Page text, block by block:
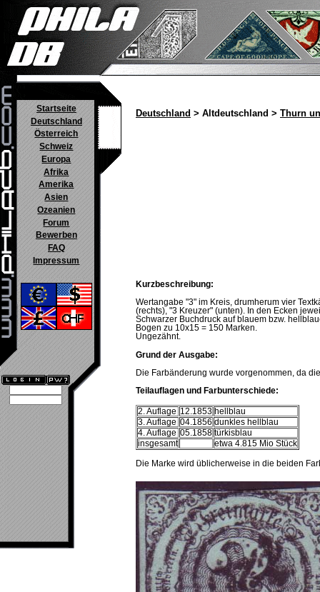
Startseite
Deutschland
Österreich
Schweiz
Europa
Afrika
Amerika
Asien
Ozeanien
Forum
Bewerben
FAQ
Impressum
Deutschland > Altdeutschland > Thurn
Kurzbeschreibung:
Wertangabe "3" im Kreis, drumherum vier
(rechts), "3 Kreuzer" (unten). In den Ecken
Schwarzer Buchdruck auf blauem bzw.
Bogen zu 10x15 = 150 Marken.
Ungezähnt.
Grund der Ausgabe:
Die Farbänderung wurde vorgenommen, da
Teilauflagen und Farbunterschiede:
2. Auflage 12.1853 hellblau
3. Auflage 04.1856 dunkles hellblau
4. Auflage 05.1858 türkisblau
insgesamt
etwa 4.815 Mio Stück
Die Marke wird üblicherweise in die beiden